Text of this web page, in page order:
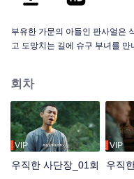
부유한 가문의 아들인 판사얼은
고 도망치는 길에 슈구 부녀를
을 세우며 군기를 잡아 결국 대장
회차
VIP
우직한 사단장_01회
VIP
우직